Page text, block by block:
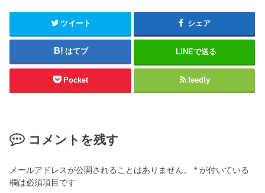
ツイート シェア
はてブ LINEで送る
Pocket feedly
コメントを残す
メールアドレスが公開されることはありません。 * が付いている
欄は必須項目です